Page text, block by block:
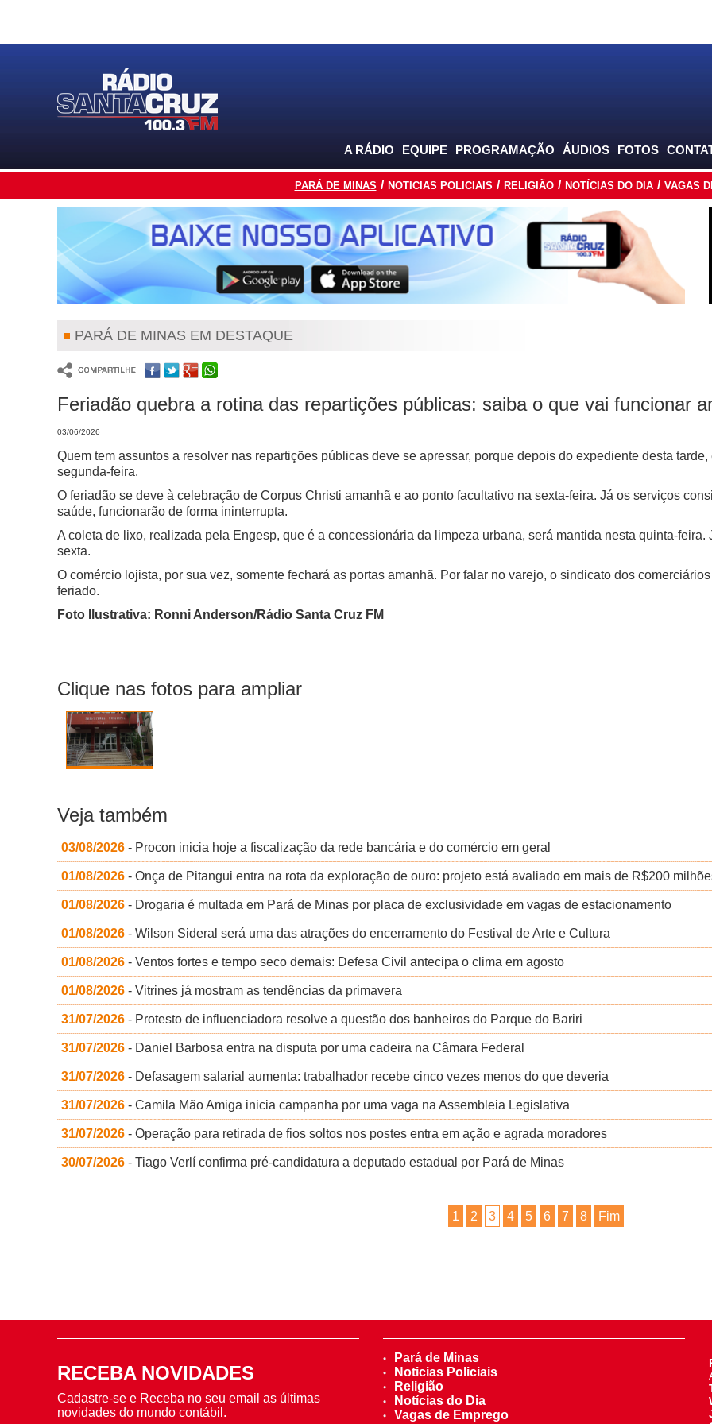
A RÁDIO EQUIPE PROGRAMAÇÃO ÁUDIOS FOTOS
PARÁ DE MINAS NOTICIAS POLICIAIS RELIGIÃO NOTÍCIAS DO DIA VAGAS
PARÁ DE MINAS EM DESTAQUE
Feriadão quebra a rotina das repartições públicas: saiba o que vai funcionar
03/06/2026
Quem tem assuntos a resolver nas repartições públicas deve se apressar, porque depois do expediente desta
segunda-feira.
O feriadão se deve à celebração de Corpus Christi amanhã e ao ponto facultativo na sexta-feira. Já os serviços
saúde, funcionarão de forma ininterrupta.
A coleta de lixo, realizada pela Engesp, que é a concessionária da limpeza urbana, será mantida nesta quinta-
sexta.
O comércio lojista, por sua vez, somente fechará as portas amanhã. Por falar no varejo, o sindicato dos
feriado.
Foto Ilustrativa: Ronni Anderson/Rádio Santa Cruz FM
Clique nas fotos para ampliar
Veja também
03/08/2026 - Procon inicia hoje a fiscalização da rede bancária e do comércio em geral
01/08/2026 - Onça de Pitangui entra na rota da exploração de ouro: projeto está avaliado em mais de R$200
01/08/2026 - Drogaria é multada em Pará de Minas por placa de exclusividade em vagas de estacionamento
01/08/2026 - Wilson Sideral será uma das atrações do encerramento do Festival de Arte e Cultura
01/08/2026 - Ventos fortes e tempo seco demais: Defesa Civil antecipa o clima em agosto
01/08/2026 - Vitrines já mostram as tendências da primavera
31/07/2026 - Protesto de influenciadora resolve a questão dos banheiros do Parque do Bariri
31/07/2026 - Daniel Barbosa entra na disputa por uma cadeira na Câmara Federal
31/07/2026 - Defasagem salarial aumenta: trabalhador recebe cinco vezes menos do que deveria
31/07/2026 - Camila Mão Amiga inicia campanha por uma vaga na Assembleia Legislativa
31/07/2026 - Operação para retirada de fios soltos nos postes entra em ação e agrada moradores
30/07/2026 - Tiago Verlí confirma pré-candidatura a deputado estadual por Pará de Minas
1 2 3 4 5 6 7 8 Fim
RECEBA NOVIDADES
Cadastre-se e Receba no seu email as últimas
novidades do mundo contábil.
Pará de Minas
Noticias Policiais
Religião
Notícias do Dia
Vagas de Emprego